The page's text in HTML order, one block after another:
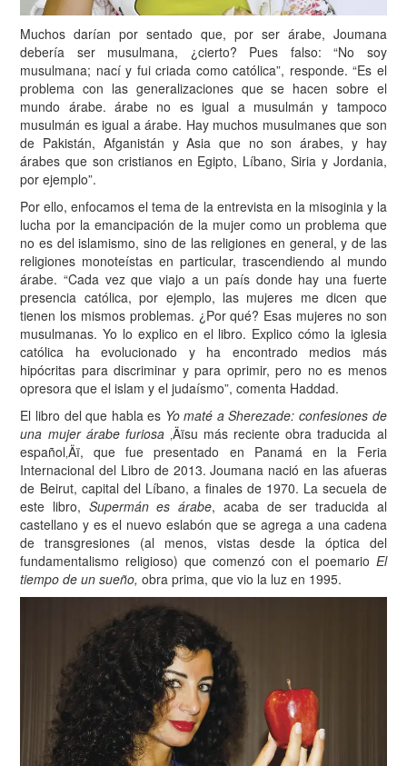
Muchos darían por sentado que, por ser árabe, Joumana
debería ser musulmana, ¿cierto? Pues falso: “No soy
musulmana; nací y fui criada como católica”, responde. “Es el
problema con las generalizaciones que se hacen sobre el
mundo árabe. árabe no es igual a musulmán y tampoco
musulmán es igual a árabe. Hay muchos musulmanes que son
de Pakistán, Afganistán y Asia que no son árabes, y hay
árabes que son cristianos en Egipto, Líbano, Siria y Jordania,
por ejemplo”.
Por ello, enfocamos el tema de la entrevista en la misoginia y la
lucha por la emancipación de la mujer como un problema que
no es del islamismo, sino de las religiones en general, y de las
religiones monoteístas en particular, trascendiendo al mundo
árabe. “Cada vez que viajo a un país donde hay una fuerte
presencia católica, por ejemplo, las mujeres me dicen que
tienen los mismos problemas. ¿Por qué? Esas mujeres no son
musulmanas. Yo lo explico en el libro. Explico cómo la iglesia
católica ha evolucionado y ha encontrado medios más
hipócritas para discriminar y para oprimir, pero no es menos
opresora que el islam y el judaísmo”, comenta Haddad.
El libro del que habla es Yo maté a Sherezade: confesiones de
una mujer árabe furiosa‚Äïsu más reciente obra traducida al
español‚Äï, que fue presentado en Panamá en la Feria
Internacional del Libro de 2013. Joumana nació en las afueras
de Beirut, capital del Líbano, a finales de 1970. La secuela de
este libro, Supermán es árabe, acaba de ser traducida al
castellano y es el nuevo eslabón que se agrega a una cadena
de transgresiones (al menos, vistas desde la óptica del
fundamentalismo religioso) que comenzó con el poemario El
tiempo de un sueño,obra prima, que vio la luz en 1995.